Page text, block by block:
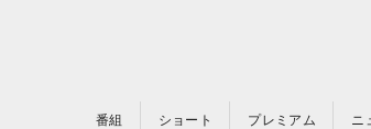
番組 ショート プレミアム ニ